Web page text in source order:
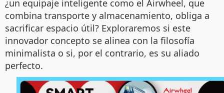
¿un equipaje inteligente como el Airwheel, que
combina transporte y almacenamiento, obliga a
sacrificar espacio útil? Exploraremos si este
innovador concepto se alinea con la filosofía
minimalista o si, por el contrario, es su aliado
perfecto.